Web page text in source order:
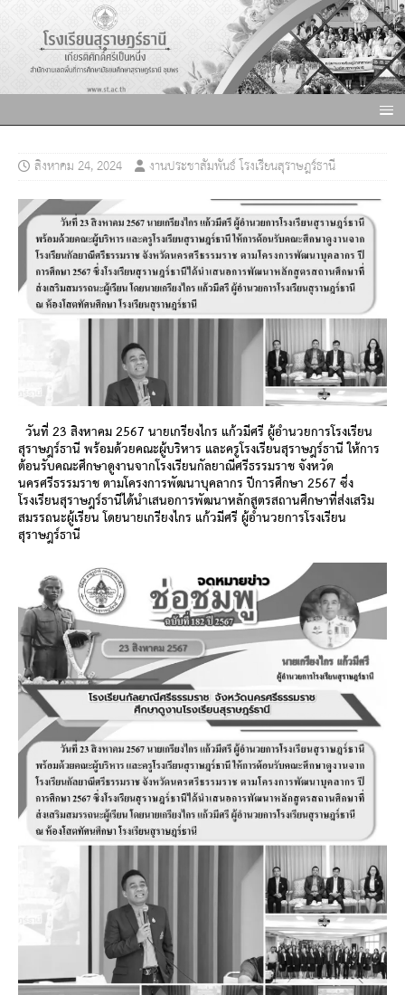
สิงหาคม 24, 2024 งานประชาสัมพันธ์ โรงเรียนสุราษฎร์ธานี
วันที่ 23 สิงหาคม 2567 นายเกรียงไกร แก้วมีศรี ผู้อำนวยการโรงเรียน
สุราษฎร์ธานี พร้อมด้วยคณะผู้บริหาร และครูโรงเรียนสุราษฎร์ธานี ให้การ
ต้อนรับคณะศึกษาดูงานจากโรงเรียนกัลยาณีศรีธรรมราช จังหวัด
นครศรีธรรมราช ตามโครงการพัฒนาบุคลากร ปีการศึกษา 2567 ซึ่ง
โรงเรียนสุราษฎร์ธานีได้นำเสนอการพัฒนาหลักสูตรสถานศึกษาที่ส่งเสริม
สมรรถนะผู้เรียน โดยนายเกรียงไกร แก้วมีศรี ผู้อำนวยการโรงเรียน
สุราษฎร์ธานี